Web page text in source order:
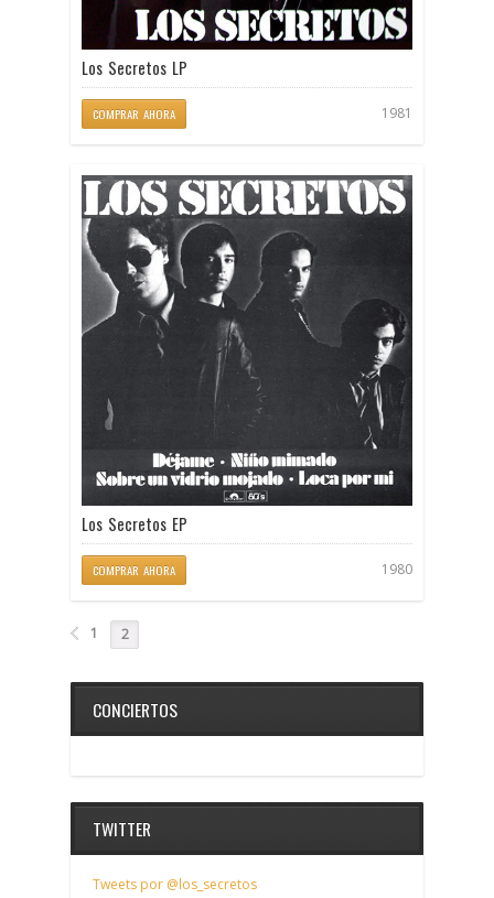
Los Secretos LP
COMPRAR AHORA 1981
Los Secretos EP
COMPRAR AHORA 1980
1 2
CONCIERTOS
TWITTER
Tweets por @los_secretos